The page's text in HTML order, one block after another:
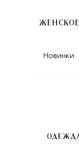
ЖЕНСКОЕ
Новинки